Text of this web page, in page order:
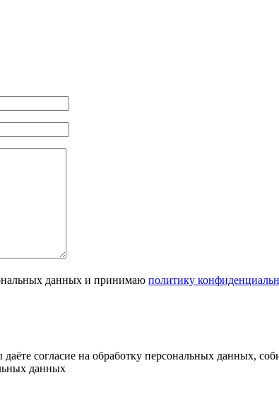
данных и принимаю политику
согласие на обработку персональных данных,
данных